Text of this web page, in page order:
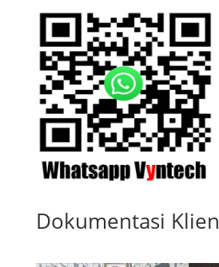
Dokumentasi Klien